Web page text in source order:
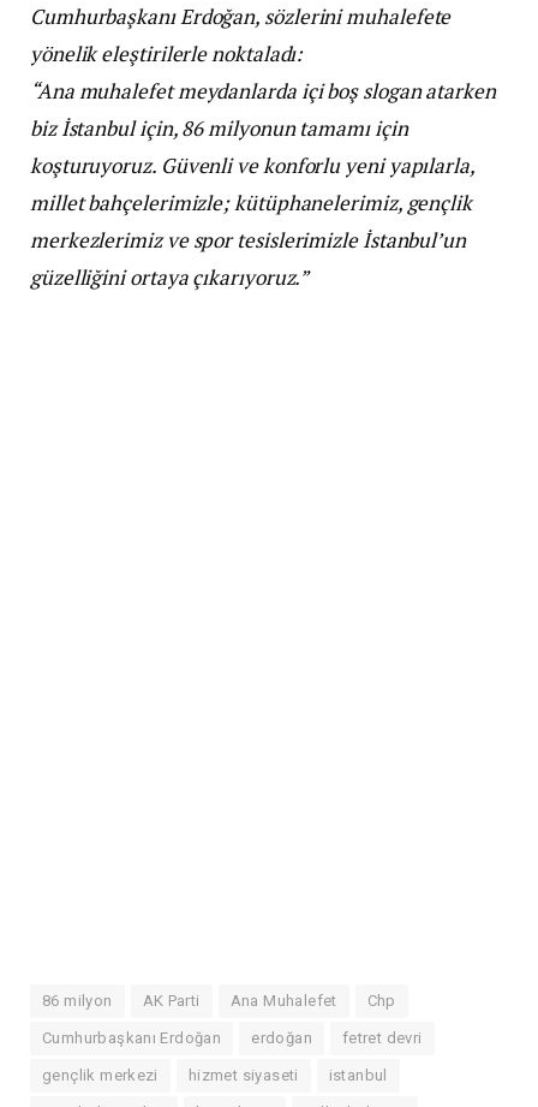
Cumhurbaşkanı Erdoğan, sözlerini muhalefete
yönelik eleştirilerle noktaladı:
“Ana muhalefet meydanlarda içi boş slogan atarken
biz İstanbul için, 86 milyonun tamamı için
koşturuyoruz. Güvenli ve konforlu yeni yapılarla,
millet bahçelerimizle; kütüphanelerimiz, gençlik
merkezlerimiz ve spor tesislerimizle İstanbul’un
güzelliğini ortaya çıkarıyoruz.”
86 milyon AK Parti Ana Muhalefet Chp
Cumhurbaşkanı Erdoğan erdoğan fetret devri
gençlik merkezi hizmet siyaseti istanbul